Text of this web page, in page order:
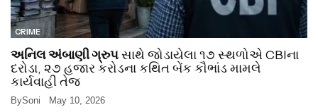
CRIME
અનિલ અંબાણી ગ્રુપસાથે જોડાયેલા ૧૭ સ્થળોએ CBIના
દરોડા, ૨૭ હજાર કરોડના કથિત બેંક કૌભાંડ મામલે
કાર્યવાહી તેજ
BySoni May 10, 2026